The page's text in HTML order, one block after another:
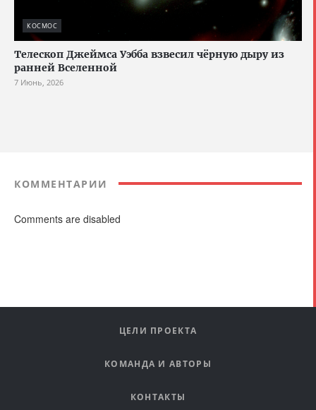
КОСМОС
Телескоп Джеймса Уэбба взвесил чёрную дыру из
ранней Вселенной
7 Июнь, 2026
КОММЕНТАРИИ
Comments are disabled
ЦЕЛИ ПРОЕКТА
КОМАНДА И АВТОРЫ
КОНТАКТЫ